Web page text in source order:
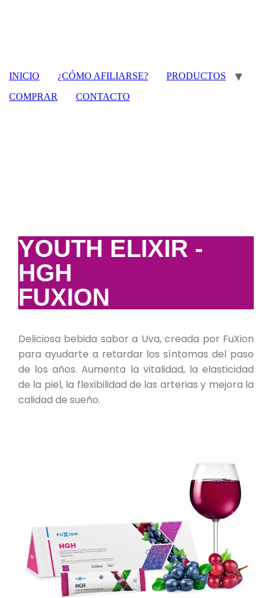
INICIO ¿CÓMO AFILIARSE?
PRODUCTOS
COMPRAR
CONTACTO
YOUTH ELIXIR -
HGH
FUXION
Deliciosa bebida sabor a Uva, creada por FuXion
para ayudarte a retardar los síntomas del paso
de los años. Aumenta la vitalidad, la elasticidad
de la piel, la flexibilidad de las arterias y mejora la
calidad de sueño.